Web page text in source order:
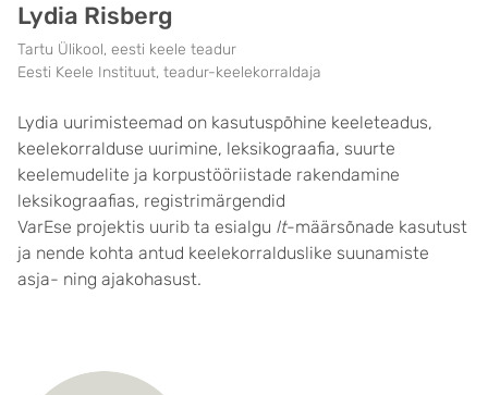
Lydia Risberg
Tartu Ülikool, eesti keele teadur
Eesti Keele Instituut, teadur-keelekorraldaja
Lydia uurimisteemad on kasutuspõhine keeleteadus,
keelekorralduse uurimine, leksikograafia, suurte
keelemudelite ja korpustööriistade rakendamine
leksikograafias, registrimärgendid
VarEse projektis uurib ta esialgu lt-määrsõnade kasutust
ja nende kohta antud keelekorralduslike suunamiste
asja- ning ajakohasust.